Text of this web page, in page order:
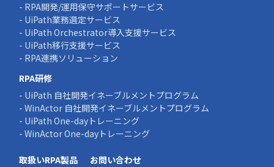
- RPA開発/運用保守サポートサービス
- UiPath業務選定サービス
- UiPath Orchestrator導入支援サービス
- UiPath移行支援サービス
- RPA連携ソリューション
RPA研修
- UiPath 自社開発イネーブルメントプログラム
- WinActor 自社開発イネーブルメントプログラム
- UiPath One-dayトレーニング
- WinActor One-dayトレーニング
取扱いRPA製品
お問い合わせ